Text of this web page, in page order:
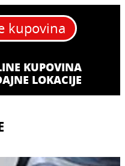
kupovina
LOKACIJE
KUPOVINA